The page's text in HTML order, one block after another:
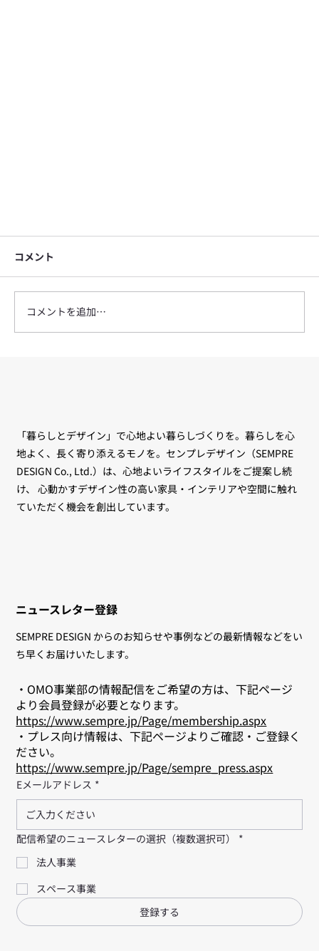
マリメッコ -
コメント
コメントを追加…
「暮らしとデザイン」で心地よい暮らしづくりを。暮らしを心
地よく、長く寄り添えるモノを。センプレデザイン（SEMPRE
DESIGN Co., Ltd.）は、心地よいライフスタイルをご提案し続
け、 心動かすデザイン性の高い家具・インテリアや空間に触れ
ていただく機会を創出しています。
ニュースレター登録
SEMPRE DESIGN からのお知らせや事例などの最新情報などをい
ち早くお届けいたします。
・OMO事業部の情報配信をご希望の方は、下記ページ
より会員登録が必要となります。
https://www.sempre.jp/Page/membership.aspx
・プレス向け情報は、下記ページよりご確認・ご登録く
ださい。
https://www.sempre.jp/Page/sempre_press.aspx
Eメールアドレス *
配信希望のニュースレターの選択（複数選択可）
*
法人事業
スペース事業
登録する